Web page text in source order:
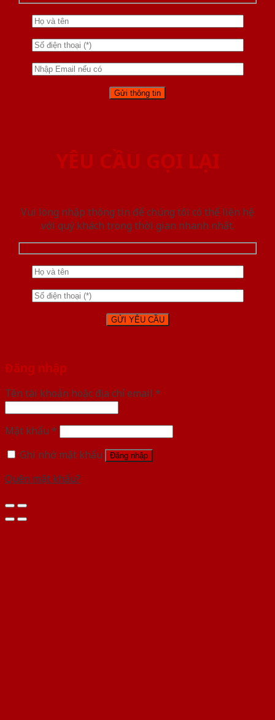
YÊU CẦU GỌI LẠI
Vui lòng nhập thông tin để chúng tôi có thể liên hệ
với quý khách trong thời gian nhanh nhất.
Đăng nhập
Tên tài khoản hoặc địa chỉ email *
Mật khẩu *
Ghi nhớ mật khẩu
Đăng nhập
Quên mật khẩu?